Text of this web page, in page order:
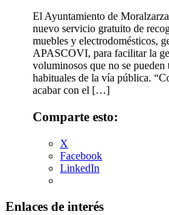
El Ayuntamiento de
nuevo servicio gratuito de
muebles y electrodomésticos,
APASCOVI, para facilitar la
voluminosos que no se pueden
habituales de la vía pública.
acabar con el […]
Comparte esto:
X
Facebook
LinkedIn
Enlaces de interés